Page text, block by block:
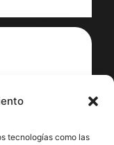
tecnologías como las